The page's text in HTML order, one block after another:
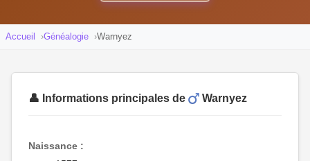
Accueil Généalogie Warnyez
👤 Informations principales de Warnyez
Naissance :